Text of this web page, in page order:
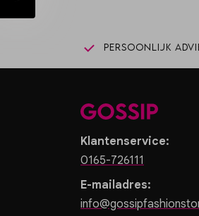
Persoonlijk
Klantenservice:
0165-726111
E-mailadres: